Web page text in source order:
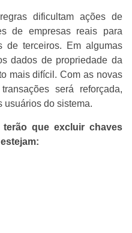
dificultam ações de
de empresas reais para
de terceiros. Em algumas
dados de propriedade da
mais difícil. Com as novas
será reforçada,
usuários do sistema.
que excluir chaves